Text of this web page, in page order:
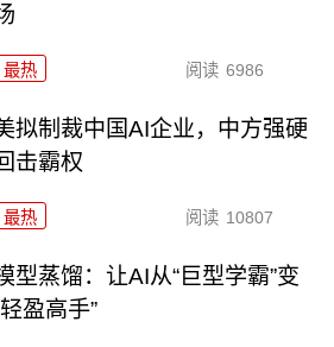
最热 阅读 6986
拟制裁中国AI企业，中方强硬
击霸权
最热 阅读 10807
型蒸馏：让AI从“巨型学霸”变
轻盈高手”